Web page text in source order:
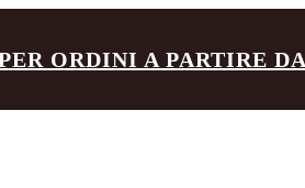
ORDINI A PARTIRE